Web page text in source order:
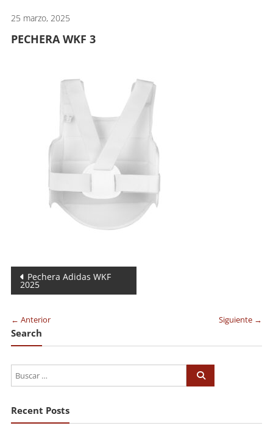
25 marzo, 2025
PECHERA WKF 3
Navegación
de
entradas
Pechera Adidas WKF
2025
← Anterior Siguiente →
Search
Recent Posts